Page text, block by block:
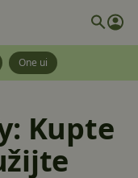
One ui
Kupte